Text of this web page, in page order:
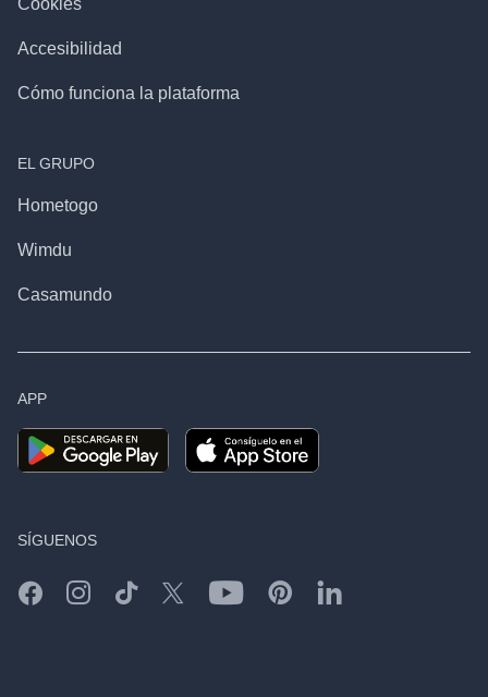
Cookies
Accesibilidad
Cómo funciona la plataforma
EL GRUPO
Hometogo
Wimdu
Casamundo
APP
SÍGUENOS